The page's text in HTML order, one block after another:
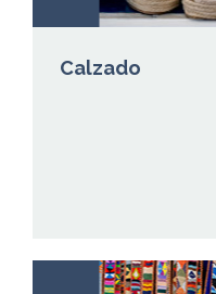
Calzado